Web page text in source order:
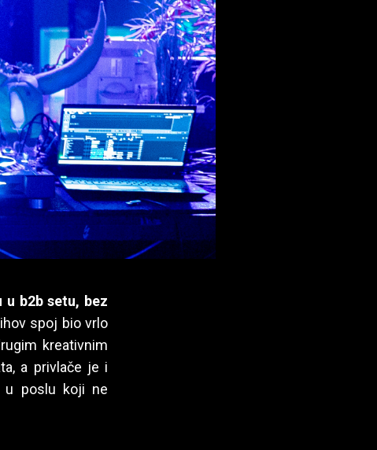
b2b setu, bez
spoj bio vrlo
kreativnim
a privlače je i
u poslu koji ne